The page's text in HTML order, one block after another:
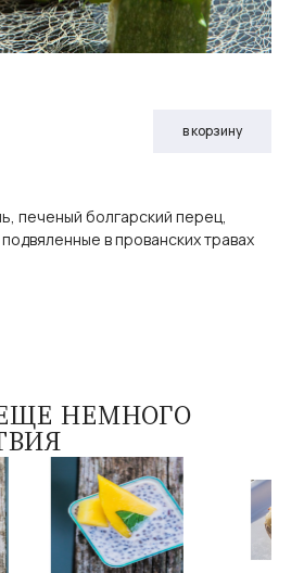
в корзину
печеный болгарский перец,
в прованских травах
НЕМНОГО